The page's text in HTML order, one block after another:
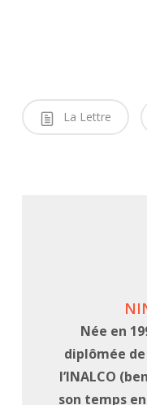
La Lettre
Née en
diplômée
l’INALCO
son temps